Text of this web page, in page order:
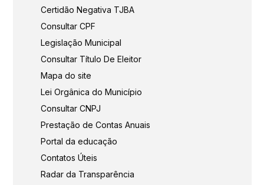
Certidão Negativa TJBA
Consultar CPF
Legislação Municipal
Consultar Título De Eleitor
Mapa do site
Lei Orgânica do Município
Consultar CNPJ
Prestação de Contas Anuais
Portal da educação
Contatos Úteis
Radar da Transparência